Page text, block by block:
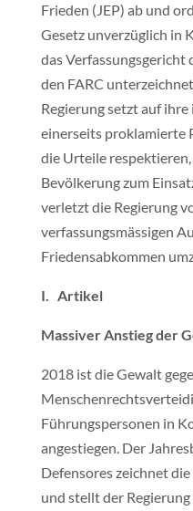
Frieden (JEP) ab und
Gesetz unverzüglich in
das Verfassungsgericht
den FARC
Regierung setzt auf
einerseits proklamierte
die Urteile
Bevölkerung zum
verletzt die Regierung
verfassungsmässigen
Friedensabkommen
I. Artikel
Massiver Anstieg der
2018 ist die Gewalt
Führungspersonen in
angestiegen. Der
Defensores zeichnet
und stellt der